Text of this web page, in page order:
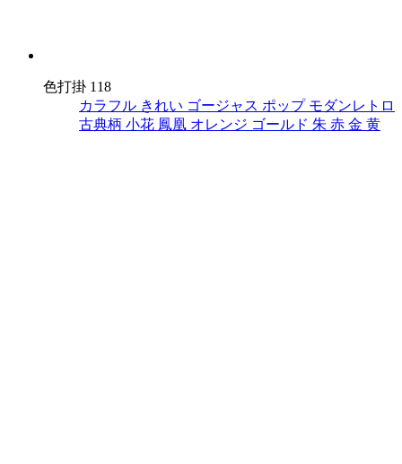
色打掛 118
カラフル きれい ゴージャス ポップ モダンレトロ
古典柄 小花 鳳凰 オレンジ ゴールド 朱 赤 金 黄